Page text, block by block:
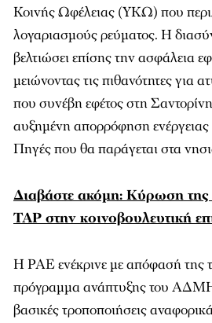
Κοινής Ωφέλειας (ΥΚΩ) που
λογαριασμούς ρεύματος. Η
βελτιώσει επίσης την ασφάλεια
μειώνοντας τις πιθανότητες για
που συνέβη εφέτος στη
αυξημένη απορρόφηση
Πηγές που θα παράγεται στα
Διαβάστε ακόμη: Κύρωση
TAP στην κοινοβουλευτική
Η ΡΑΕ ενέκρινε με απόφασή της
πρόγραμμα ανάπτυξης του
βασικές τροποποιήσεις